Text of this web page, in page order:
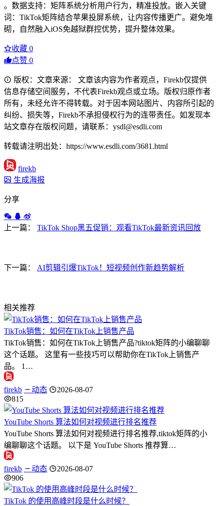
。数据支持：矩阵系统分析用户行为，精准投放。嵌入关键
词：TikTok矩阵结合苹果投屏系统，让内容传播更广。避免堆
砌，自然融入iOS免越狱群控优势，提升整体效果。
收藏 0
点赞 0
版权：文章来源： 文章该内容为作者观点，Firekb仅提供
信息存储空间服务，不代表Firekb观点或立场。版权归原作者
所有，未经允许不得转载。对于因本网站图片、内容所引起的
纠纷、损失等，Firekb不承担侵权行为的连带责任。如发现本
站文章存在版权问题，请联系：ysdl@esdli.com
转载请注明出处：https://www.esdli.com/3681.html
firekb
生成海报
分享
上一篇： TikTok Shop黑五促销：观看TikTok最新资讯回放
下一篇： AI剪辑引爆TikTok！短视频创作新趋势解析
相关推荐
TikTok销售：如何在TikTok上销售产品
TikTok销售：如何在TikTok上销售产品?tiktok矩阵的小编聊聊
这个话题。 这里有一些技巧可以帮助你在TikTok上销售产
品。 1…
firekb 动态
2026-08-07
815
YouTube Shorts 算法如何对视频进行排名推荐
YouTube Shorts 算法如何对视频进行排名推荐,tiktok矩阵的小
编聊聊这个话题。 以下是 YouTube Shorts 推荐算…
firekb 动态
2026-08-07
906
TikTok 的使用高峰时段是什么时候？